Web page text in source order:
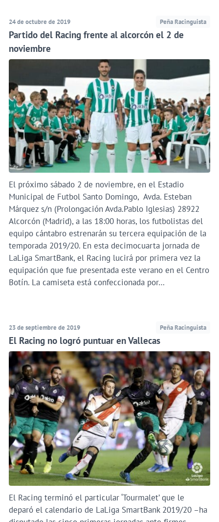
24 de octubre de 2019 Peña Racinguista
Partido del Racing frente al alcorcón el 2 de
noviembre
El próximo sábado 2 de noviembre, en el Estadio
Municipal de Futbol Santo Domingo, Avda. Esteban
Márquez s/n (Prolongación Avda.Pablo Iglesias) 28922
Alcorcón (Madrid), a las 18:00 horas, los futbolistas del
equipo cántabro estrenarán su tercera equipación de la
temporada 2019/20. En esta decimocuarta jornada de
LaLiga SmartBank, el Racing lucirá por primera vez la
equipación que fue presentada este verano en el Centro
Botín. La camiseta está confeccionada por…
23 de septiembre de 2019 Peña Racinguista
El Racing no logró puntuar en Vallecas
El Racing terminó el particular ‘Tourmalet’ que le
deparó el calendario de LaLiga SmartBank 2019/20 –ha